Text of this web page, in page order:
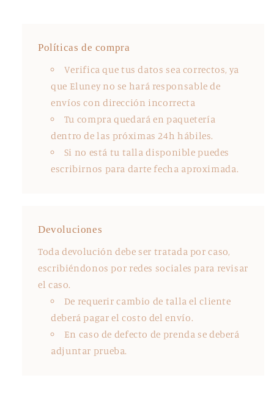
Políticas de compra
Verifica que tus datos sea correctos, ya
que Eluney no se hará responsable de
envíos con dirección incorrecta
Tu compra quedará en paquetería
dentro de las próximas 24h hábiles.
Si no está tu talla disponible puedes
escribirnos para darte fecha aproximada.
Devoluciones
Toda devolución debe ser tratada por caso,
escribiéndonos por redes sociales para revisar
el caso.
De requerir cambio de talla el cliente
deberá pagar el costo del envío.
En caso de defecto de prenda se deberá
adjuntar prueba.